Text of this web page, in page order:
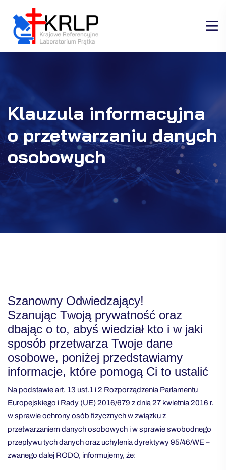
Klauzula informacyjna
o przetwarzaniu danych
osobowych
Szanowny Odwiedzający!
Szanując Twoją prywatność oraz
dbając o to, abyś wiedział kto i w jaki
sposób przetwarza Twoje dane
osobowe, poniżej przedstawiamy
informacje, które pomogą Ci to ustalić
Na podstawie art. 13 ust.1 i 2 Rozporządzenia Parlamentu
Europejskiego i Rady (UE) 2016/679 z dnia 27 kwietnia 2016 r.
w sprawie ochrony osób fizycznych w związku z
przetwarzaniem danych osobowych i w sprawie swobodnego
przepływu tych danych oraz uchylenia dyrektywy 95/46/WE –
zwanego dalej RODO, informujemy, że: